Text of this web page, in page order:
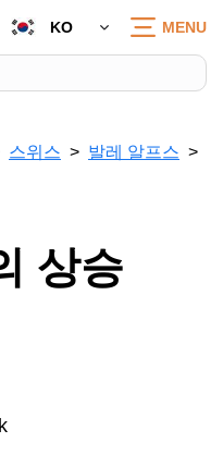
KO MENU
스위스 발레 알프스
상승